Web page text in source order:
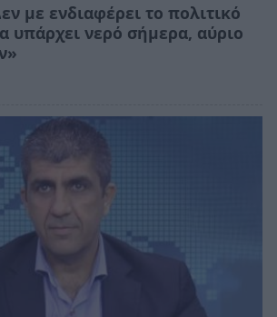
με ενδιαφέρει το πολιτικό
υπάρχει νερό σήμερα, αύριο